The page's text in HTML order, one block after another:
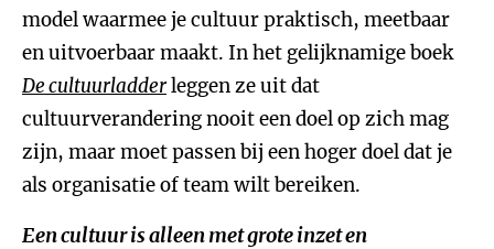
model waarmee je cultuur praktisch, meetbaar
en uitvoerbaar maakt. In het gelijknamige boek
De cultuurladderleggen ze uit dat
cultuurverandering nooit een doel op zich mag
zijn, maar moet passen bij een hoger doel dat je
als organisatie of team wilt bereiken.
Een cultuur is alleen met grote inzet en